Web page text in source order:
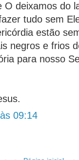
O deixamos do
tudo sem
estão
negros e frios
para nosso
09:14